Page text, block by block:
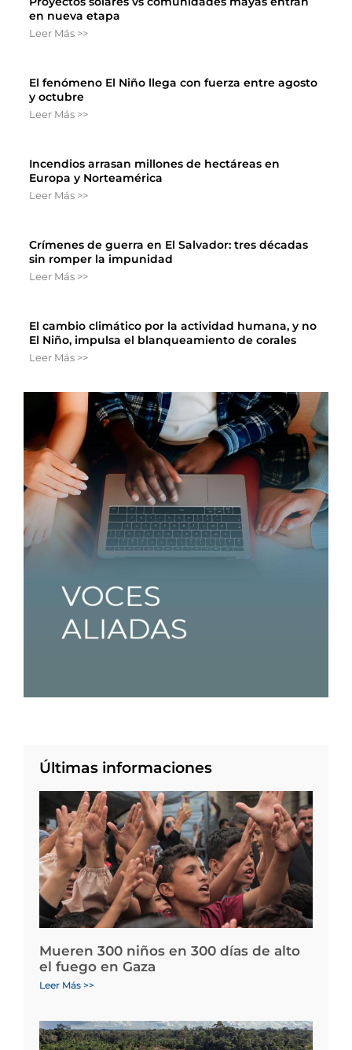
en nueva etapa
Leer Más >>
El fenómeno El Niño llega con fuerza entre agosto
y octubre
Leer Más >>
Incendios arrasan millones de hectáreas en
Europa y Norteamérica
Leer Más >>
Crímenes de guerra en El Salvador: tres décadas
sin romper la impunidad
Leer Más >>
El cambio climático por la actividad humana, y no
El Niño, impulsa el blanqueamiento de corales
Leer Más >>
Últimas informaciones
Mueren 300 niños en 300 días de alto
el fuego en Gaza
Leer Más >>